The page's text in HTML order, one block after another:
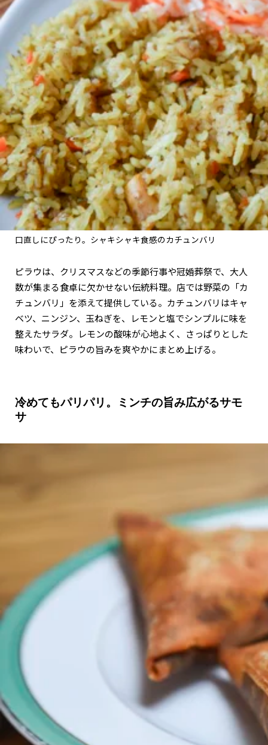
口直しにぴったり。シャキシャキ食感のカチュンバリ
ピラウは、クリスマスなどの季節行事や冠婚葬祭で、大人
数が集まる食卓に欠かせない伝統料理。店では野菜の「カ
チュンバリ」を添えて提供している。カチュンバリはキャ
ベツ、ニンジン、玉ねぎを、レモンと塩でシンプルに味を
整えたサラダ。レモンの酸味が心地よく、さっぱりとした
味わいで、ピラウの旨みを爽やかにまとめ上げる。
冷めてもパリパリ。ミンチの旨み広がるサモ
サ